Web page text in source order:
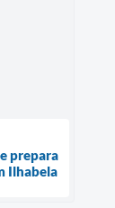
prepara
Ilhabela